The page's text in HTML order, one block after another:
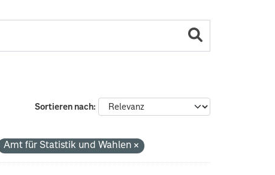
Sortieren nach
Amt für Statistik und Wahlen